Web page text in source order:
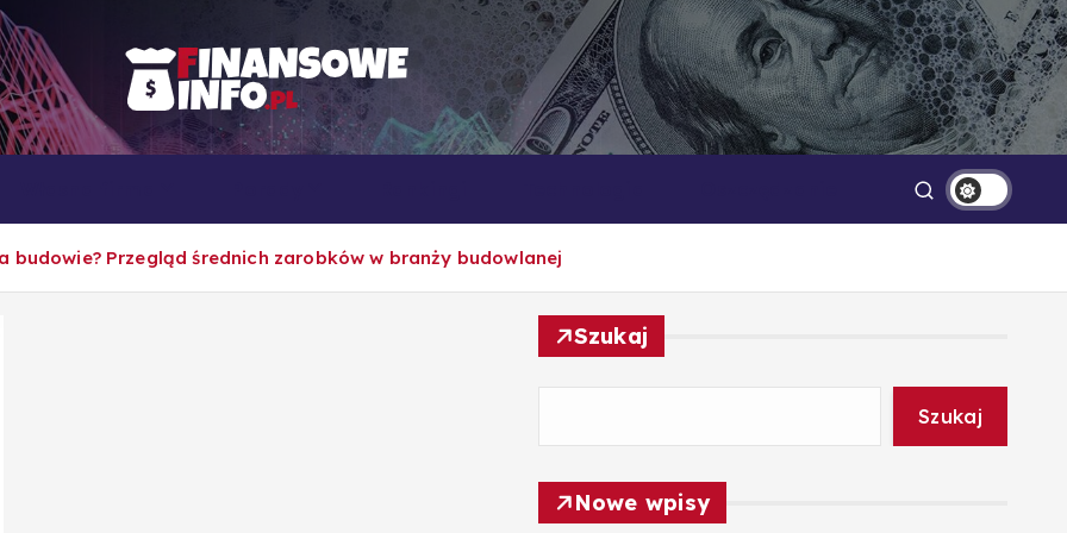
To i owo o rachunkowości, pracy, biznesie i ekonomii
Przegląd średnich zarobków w branży budowlanej
Szukaj
Szukaj
Nowe wpisy